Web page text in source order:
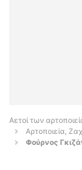
Αετοί των
Αρτοποιεία,
Φούρνος